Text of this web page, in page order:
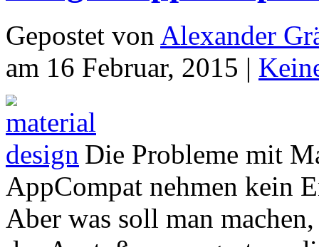
Gepostet von Alexander
am 16 Februar, 2015 |
Die Probleme mit
AppCompat nehmen kein
Aber was soll man